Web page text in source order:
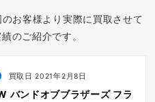
お客様より実際に買取させて
のご紹介です。
買取日 2021年2月8日
バンドオブブラザーズ フラ